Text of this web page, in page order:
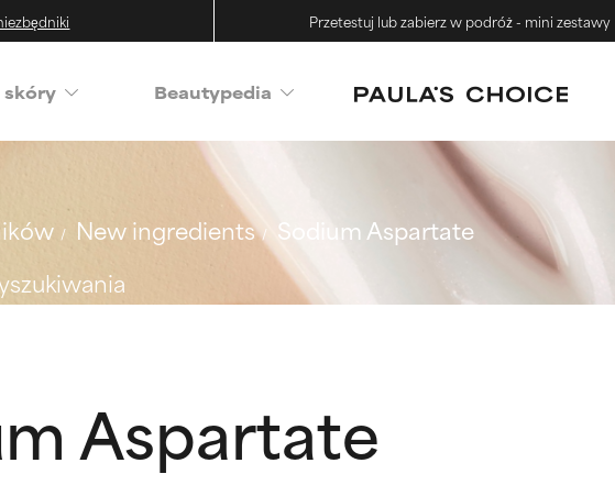
Przetestuj lub zabierz w podróż - mini zestawy
skóry Beautypedia
New ingredients
Sodium Aspartate
Aspartate